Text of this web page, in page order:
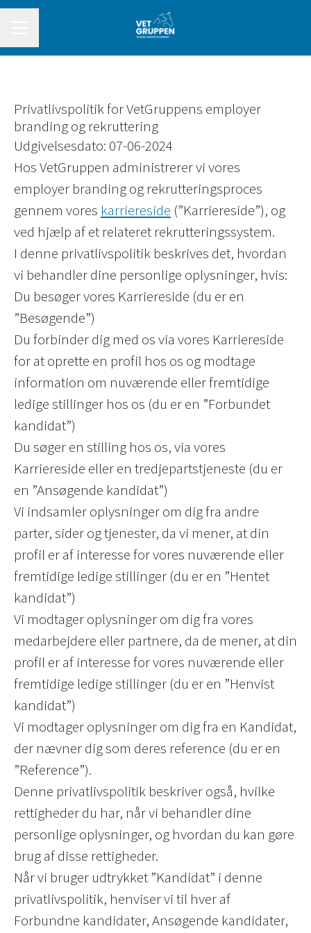
Privatlivspolitik for VetGruppens employer
branding og rekruttering
Udgivelsesdato: 07-06-2024
Hos VetGruppen administrerer vi vores
employer branding og rekrutteringsproces
gennem vores karriereside (”Karriereside”), og
ved hjælp af et relateret rekrutteringssystem.
I denne privatlivspolitik beskrives det, hvordan
vi behandler dine personlige oplysninger, hvis:
Du besøger vores Karriereside (du er en
”Besøgende”)
Du forbinder dig med os via vores Karriereside
for at oprette en profil hos os og modtage
information om nuværende eller fremtidige
ledige stillinger hos os (du er en ”Forbundet
kandidat”)
Du søger en stilling hos os, via vores
Karriereside eller en tredjepartstjeneste (du er
en ”Ansøgende kandidat”)
Vi indsamler oplysninger om dig fra andre
parter, sider og tjenester, da vi mener, at din
profil er af interesse for vores nuværende eller
fremtidige ledige stillinger (du er en ”Hentet
kandidat”)
Vi modtager oplysninger om dig fra vores
medarbejdere eller partnere, da de mener, at din
profil er af interesse for vores nuværende eller
fremtidige ledige stillinger (du er en ”Henvist
kandidat”)
Vi modtager oplysninger om dig fra en Kandidat,
der nævner dig som deres reference (du er en
”Reference”).
Denne privatlivspolitik beskriver også, hvilke
rettigheder du har, når vi behandler dine
personlige oplysninger, og hvordan du kan gøre
brug af disse rettigheder.
Når vi bruger udtrykket ”Kandidat” i denne
privatlivspolitik, henviser vi til hver af
Forbundne kandidater, Ansøgende kandidater,